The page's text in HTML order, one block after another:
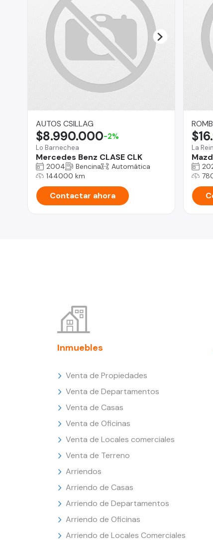
AUTOS CSILLAG
Lo Barnechea
Mercedes Benz CLASE CLK
$8.990.000-2%
2004 Bencina
Automática
144000 km
Contactar ahora
La
Inmuebles
Venta de Propiedades
Venta de Departamentos
Venta de Casas
Venta de Oficinas
Venta de Locales comerciales
Venta de Terreno
Arriendos
Arriendo de Casas
Arriendo de Departamentos
Arriendo de Oficinas
Arriendo de Locales Comerciales